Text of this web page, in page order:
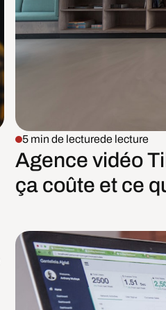
5 min de lecturede lecture
Agence vidéo
ça coûte et ce